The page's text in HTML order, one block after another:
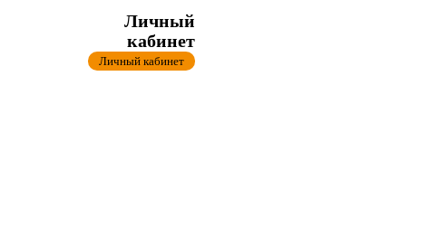
Личный
кабинет
Личный кабинет